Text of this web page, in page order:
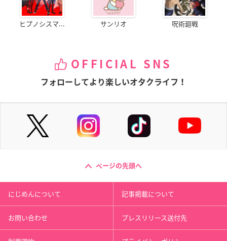
ヒプノシスマ... サンリオ 呪術廻戦
OFFICIAL SNS
フォローしてより楽しいオタクライフ！
ページの先頭へ
にじめんについて 記事掲載について
お問い合わせ プレスリリース送付先